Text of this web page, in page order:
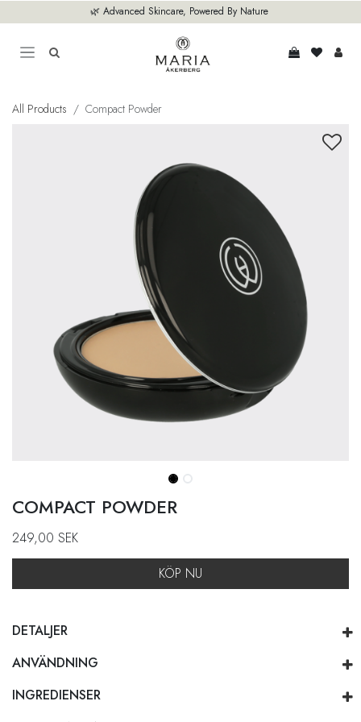
🌿 Advanced Skincare, Powered By Nature
All Products Compact Powder
COMPACT POWDER
249,00 SEK
KÖP NU
DETALJER
ANVÄNDNING
INGREDIENSER